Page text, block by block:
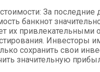
За последние
банкнот
их привлекательными
Инвесторы
сохранить свои
значительную